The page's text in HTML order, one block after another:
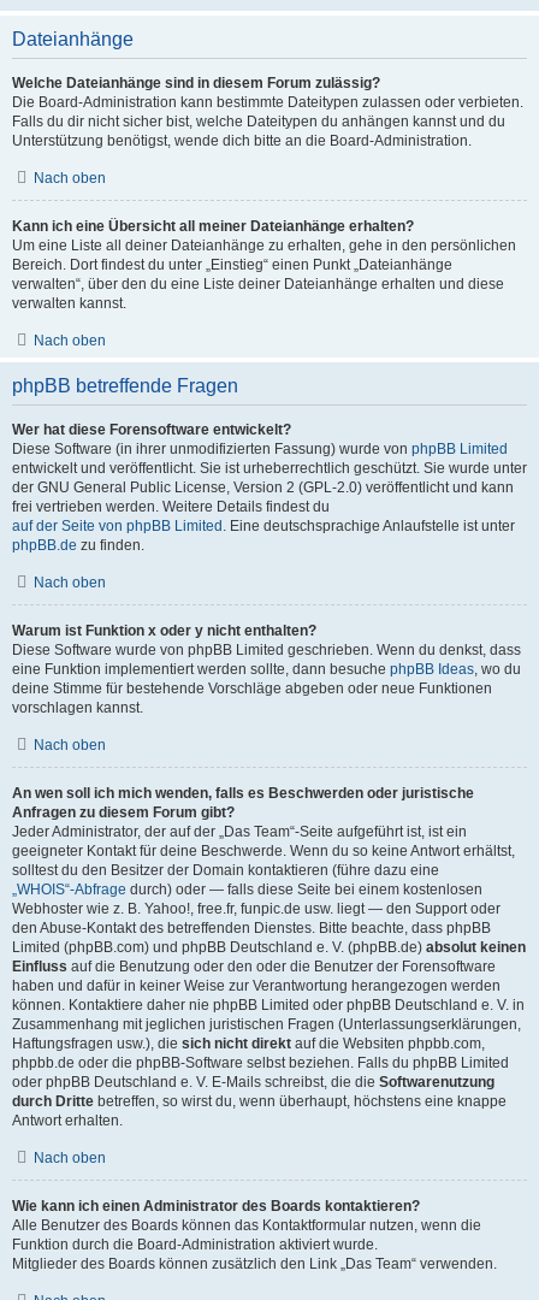
Dateianhänge
Welche Dateianhänge sind in diesem Forum zulässig?
Die Board-Administration kann bestimmte Dateitypen zulassen oder verbieten.
Falls du dir nicht sicher bist, welche Dateitypen du anhängen kannst und du
Unterstützung benötigst, wende dich bitte an die Board-Administration.
Nach oben
Kann ich eine Übersicht all meiner Dateianhänge erhalten?
Um eine Liste all deiner Dateianhänge zu erhalten, gehe in den persönlichen
Bereich. Dort findest du unter „Einstieg“ einen Punkt „Dateianhänge
verwalten“, über den du eine Liste deiner Dateianhänge erhalten und diese
verwalten kannst.
Nach oben
phpBB betreffende Fragen
Wer hat diese Forensoftware entwickelt?
Diese Software (in ihrer unmodifizierten Fassung) wurde von phpBB Limited
entwickelt und veröffentlicht. Sie ist urheberrechtlich geschützt. Sie wurde unter
der GNU General Public License, Version 2 (GPL-2.0) veröffentlicht und kann
frei vertrieben werden. Weitere Details findest du
auf der Seite von phpBB Limited . Eine deutschsprachige Anlaufstelle ist unter
phpBB.de zu finden.
Nach oben
Warum ist Funktion x oder y nicht enthalten?
Diese Software wurde von phpBB Limited geschrieben. Wenn du denkst, dass
eine Funktion implementiert werden sollte, dann besuche phpBB Ideas, wo du
deine Stimme für bestehende Vorschläge abgeben oder neue Funktionen
vorschlagen kannst.
Nach oben
An wen soll ich mich wenden, falls es Beschwerden oder juristische
Anfragen zu diesem Forum gibt?
Jeder Administrator, der auf der „Das Team“-Seite aufgeführt ist, ist ein
geeigneter Kontakt für deine Beschwerde. Wenn du so keine Antwort erhältst,
solltest du den Besitzer der Domain kontaktieren (führe dazu eine
„WHOIS“-Abfrage durch) oder — falls diese Seite bei einem kostenlosen
Webhoster wie z. B. Yahoo!, free.fr, funpic.de usw. liegt — den Support oder
den Abuse-Kontakt des betreffenden Dienstes. Bitte beachte, dass phpBB
Limited (phpBB.com) und phpBB Deutschland e. V. (phpBB.de) absolut keinen
Einfluss auf die Benutzung oder den oder die Benutzer der Forensoftware
haben und dafür in keiner Weise zur Verantwortung herangezogen werden
können. Kontaktiere daher nie phpBB Limited oder phpBB Deutschland e. V. in
Zusammenhang mit jeglichen juristischen Fragen (Unterlassungserklärungen,
Haftungsfragen usw.), die sich nicht direkt auf die Websiten phpbb.com,
phpbb.de oder die phpBB-Software selbst beziehen. Falls du phpBB Limited
oder phpBB Deutschland e. V. E-Mails schreibst, die die Softwarenutzung
durch Dritte betreffen, so wirst du, wenn überhaupt, höchstens eine knappe
Antwort erhalten.
Nach oben
Wie kann ich einen Administrator des Boards kontaktieren?
Alle Benutzer des Boards können das Kontaktformular nutzen, wenn die
Funktion durch die Board-Administration aktiviert wurde.
Mitglieder des Boards können zusätzlich den Link „Das Team“ verwenden.